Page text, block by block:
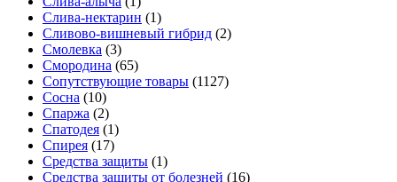
Слива-нектарин (1)
Сливово-вишневый гибрид (2)
Смолевка (3)
Смородина (65)
Сопутствующие товары (1127)
Сосна (10)
Спаржа (2)
Спатодея (1)
Спирея (17)
Средства защиты (1)
Средства защиты от болезней (16)